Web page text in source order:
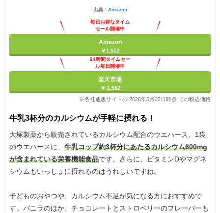
出典： Amazon
毎日お得なタイム
セール開催中
Amazon
￥1,512
24時間タイムセー
ル毎日開催中
楽天市場
￥ 1,562
※各社通販サイトの 2026年5月22日時点 での税込価格
牛乳3杯分のカルシウムが手軽に摂れる！
大塚製薬から販売されているカルシウム配合のウエハース。1袋
のウエハースに、 牛乳コップ約3杯分にあたるカルシウム600mg
が含まれている栄養機能食品です。さらに、ビタミンDやマグネ
シウムもいっしょに摂れるのはうれしいですね。
子どものおやつや、カルシウム不足が気になる方におすすめで
す。バニラのほか、チョコレートとストロベリーのフレーバーも